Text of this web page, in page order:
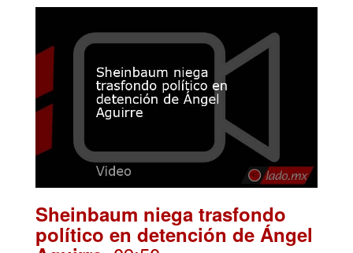
Sheinbaum niega trasfondo
político en detención de Ángel